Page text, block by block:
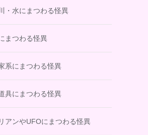
・水にまつわる怪異
まつわる怪異
系にまつわる怪異
具にまつわる怪異
アンやUFOにまつわる怪異